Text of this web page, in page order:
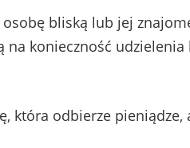
bliską lub jej
na konieczność
która odbierze pieniądze,